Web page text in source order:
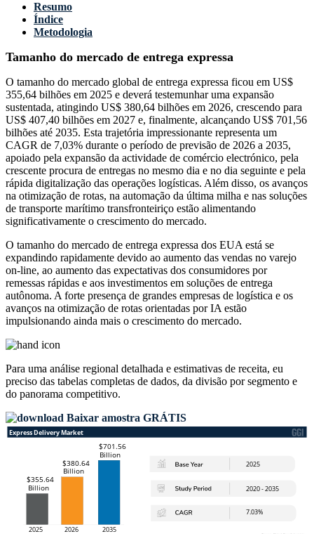
Resumo
Índice
Metodologia
Tamanho do mercado de entrega expressa
O tamanho do mercado global de entrega expressa ficou em US$
355,64 bilhões em 2025 e deverá testemunhar uma expansão
sustentada, atingindo US$ 380,64 bilhões em 2026, crescendo para
US$ 407,40 bilhões em 2027 e, finalmente, alcançando US$ 701,56
bilhões até 2035. Esta trajetória impressionante representa um
CAGR de 7,03% durante o período de previsão de 2026 a 2035,
apoiado pela expansão da actividade de comércio electrónico, pela
crescente procura de entregas no mesmo dia e no dia seguinte e pela
rápida digitalização das operações logísticas. Além disso, os avanços
na otimização de rotas, na automação da última milha e nas soluções
de transporte marítimo transfronteiriço estão alimentando
significativamente o crescimento do mercado.
O tamanho do mercado de entrega expressa dos EUA está se
expandindo rapidamente devido ao aumento das vendas no varejo
on-line, ao aumento das expectativas dos consumidores por
remessas rápidas e aos investimentos em soluções de entrega
autônoma. A forte presença de grandes empresas de logística e os
avanços na otimização de rotas orientadas por IA estão
impulsionando ainda mais o crescimento do mercado.
Para uma análise regional detalhada e estimativas de receita, eu
preciso das tabelas completas de dados, da divisão por segmento e
do panorama competitivo.
Baixar amostra GRÁTIS